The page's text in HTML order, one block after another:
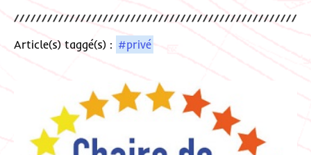
Article(s) taggé(s) : #privé